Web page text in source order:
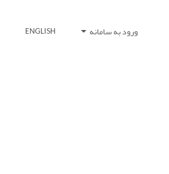
ورود به سامانه ENGLISH